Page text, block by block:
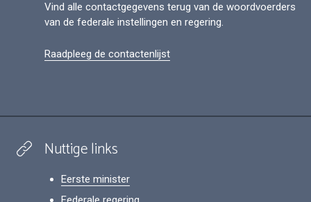
Vind alle contactgegevens terug van de woordvoerders
van de federale instellingen en regering.
Raadpleeg de contactenlijst
Nuttige links
Eerste minister